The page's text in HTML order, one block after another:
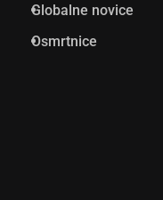
Globalne novice
Osmrtnice